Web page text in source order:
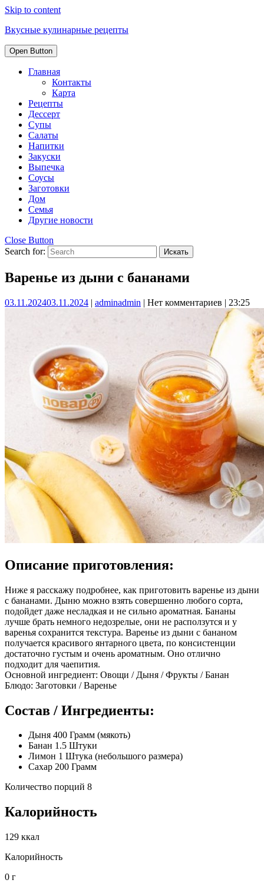
Skip to content
Вкусные кулинарные рецепты
Open Button
Главная
Контакты
Карта
Рецепты
Дессерт
Супы
Салаты
Напитки
Закуски
Выпечка
Соусы
Заготовки
Дом
Семья
Другие новости
Close Button
Search for:
Варенье из дыни с бананами
03.11.202403.11.2024 | adminadmin | Нет комментариев | 23:25
Описание приготовления:
Ниже я расскажу подробнее, как приготовить варенье из дыни
с бананами. Дыню можно взять совершенно любого сорта,
подойдет даже несладкая и не сильно ароматная. Бананы
лучше брать немного недозрелые, они не расползутся и у
варенья сохранится текстура. Варенье из дыни с бананом
получается красивого янтарного цвета, по консистенции
достаточно густым и очень ароматным. Оно отлично
подходит для чаепития.
Основной ингредиент: Овощи / Дыня / Фрукты / Банан
Блюдо: Заготовки / Варенье
Состав / Ингредиенты:
Дыня 400 Грамм (мякоть)
Банан 1.5 Штуки
Лимон 1 Штука (небольшого размера)
Сахар 200 Грамм
Количество порций 8
Калорийность
129 ккал
Калорийность
0 г